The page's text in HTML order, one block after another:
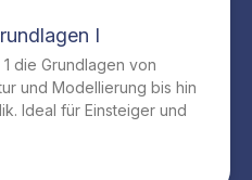
I
die Grundlagen von
und Modellierung bis hin
Ideal für Einsteiger und